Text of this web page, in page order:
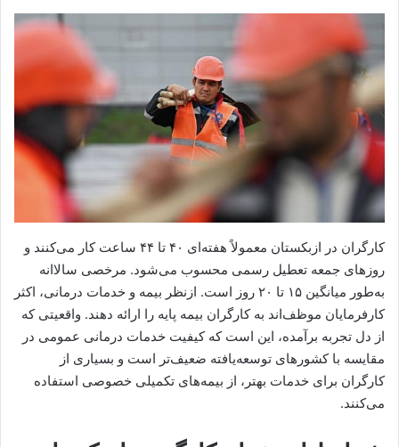
کارگران در ازبکستان معمولاً هفته‌ای ۴۰ تا ۴۴ ساعت کار می‌کنند و
روزهای جمعه تعطیل رسمی محسوب می‌شود. مرخصی سالاانه
به‌طور میانگین ۱۵ تا ۲۰ روز است. ازنظر بیمه و خدمات درمانی، اکثر
کارفرمایان موظف‌اند به کارگران بیمه پایه را ارائه دهند. واقعیتی که
از دل تجربه برآمده، این است که کیفیت خدمات درمانی عمومی در
مقایسه با کشورهای توسعه‌یافته ضعیف‌تر است و بسیاری از
کارگران برای خدمات بهتر، از بیمه‌های تکمیلی خصوصی استفاده
می‌کنند.